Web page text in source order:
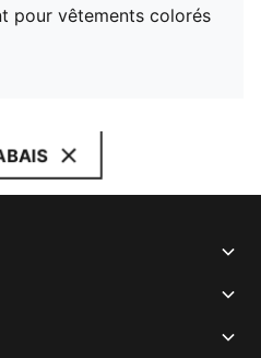
pour vêtements colorés